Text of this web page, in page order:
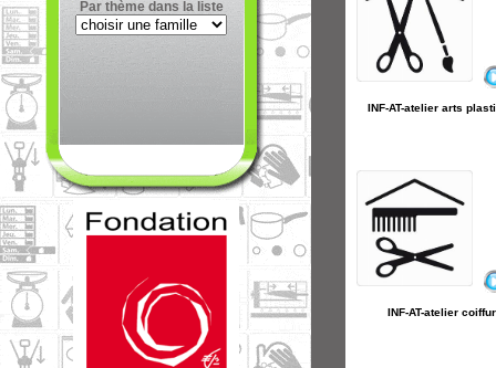
Par thème dans la liste
INF-AT-atelier arts
INF-AT-atelier